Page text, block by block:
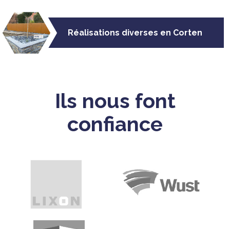
Réalisations diverses en Corten
Ils nous font
confiance